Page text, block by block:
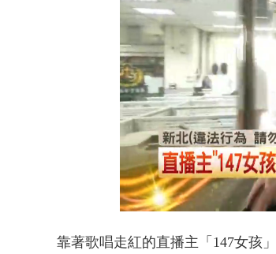
Unmute
靠著歌唱走紅的直播主「147女孩」